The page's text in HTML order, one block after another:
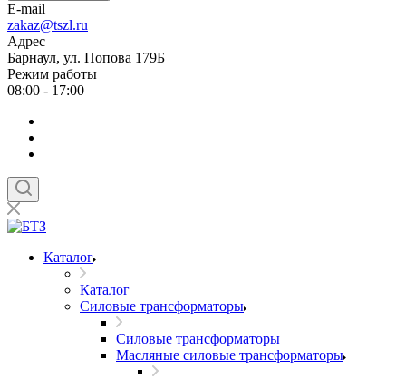
E-mail
zakaz@tszl.ru
Адрес
Барнаул, ул. Попова 179Б
Режим работы
08:00 - 17:00
Каталог
Каталог
Силовые трансформаторы
Силовые трансформаторы
Масляные силовые трансформаторы